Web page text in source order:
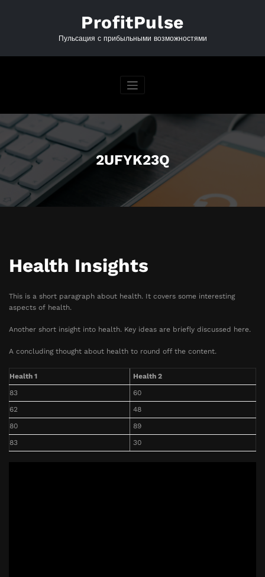
ProfitPulse
Пульсация с прибыльными возможностями
2UFYK23Q
Health Insights
This is a short paragraph about health. It covers some interesting
aspects of health.
Another short insight into health. Key ideas are briefly discussed here.
A concluding thought about health to round off the content.
Health 1
Health 2
83
60
62
48
80
89
83
30